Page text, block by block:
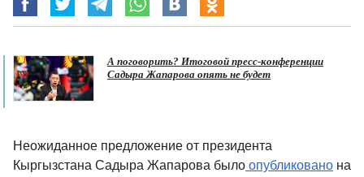
А поговорить? Итоговой пресс-конференции
Садыра Жапарова опять не будет
Неожиданное предложение от президента
Кыргызстана Садыра Жапарова было опубликовано на